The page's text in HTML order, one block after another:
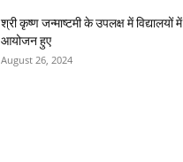
श्री कृष्ण जन्माष्टमी के उपलक्ष में विद्यालयों में
आयोजन हुए
August 26, 2024